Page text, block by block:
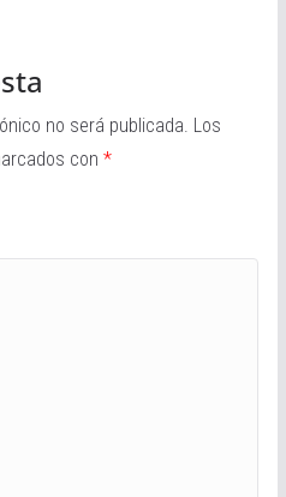
no será publicada. Los
con *